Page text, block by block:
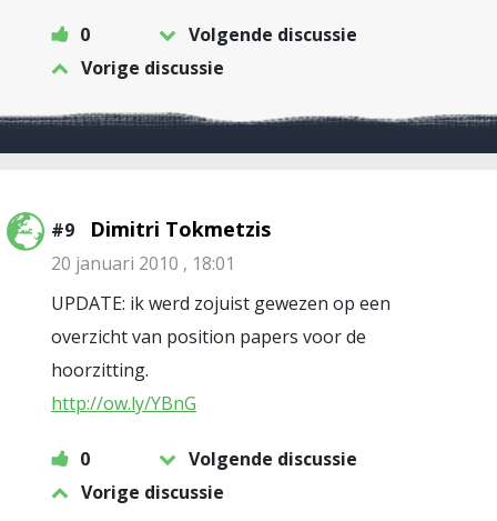
0
Volgende discussie
Vorige discussie
#9 Dimitri Tokmetzis
20 januari 2010 , 18:01
UPDATE: ik werd zojuist gewezen op een
overzicht van position papers voor de
hoorzitting.
http://ow.ly/YBnG
0
Volgende discussie
Vorige discussie